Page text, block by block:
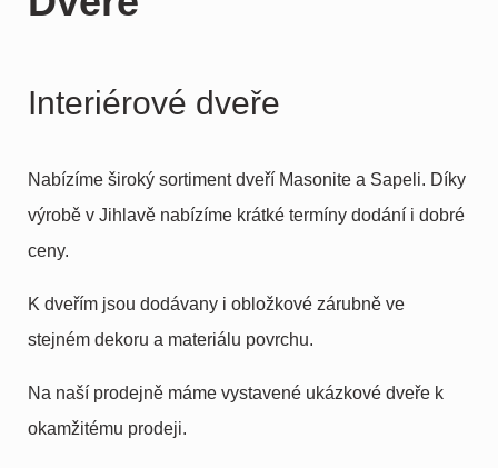
Interiérové dveře
Nabízíme široký sortiment dveří Masonite a Sapeli. Díky
výrobě v Jihlavě nabízíme krátké termíny dodání i dobré
ceny.
K dveřím jsou dodávany i obložkové zárubně ve
stejném dekoru a materiálu povrchu.
Na naší prodejně máme vystavené ukázkové dveře k
okamžitému prodeji.